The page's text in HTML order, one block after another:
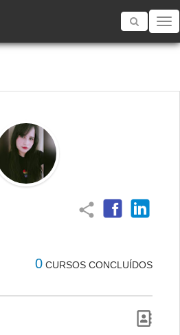
Toggle
share
0 CURSOS CONCLUÍDOS